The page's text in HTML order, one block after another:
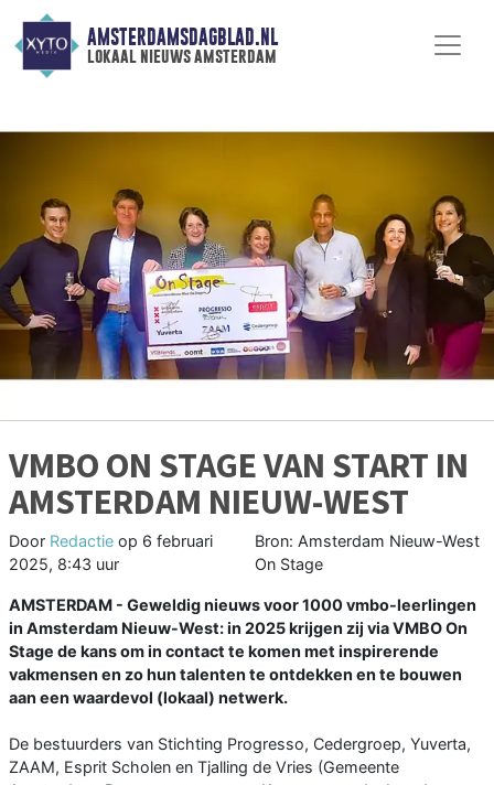
AMSTERDAMSDAGBLAD.NL
lokaal nieuws amsterdam
VMBO ON STAGE VAN START IN
AMSTERDAM NIEUW-WEST
Door Redactie op 6 februari
2025, 8:43 uur
Bron: Amsterdam Nieuw-West
On Stage
AMSTERDAM - Geweldig nieuws voor 1000 vmbo-leerlingen
in Amsterdam Nieuw-West: in 2025 krijgen zij via VMBO On
Stage de kans om in contact te komen met inspirerende
vakmensen en zo hun talenten te ontdekken en te bouwen
aan een waardevol (lokaal) netwerk.
De bestuurders van Stichting Progresso, Cedergroep, Yuverta,
ZAAM, Esprit Scholen en Tjalling de Vries (Gemeente